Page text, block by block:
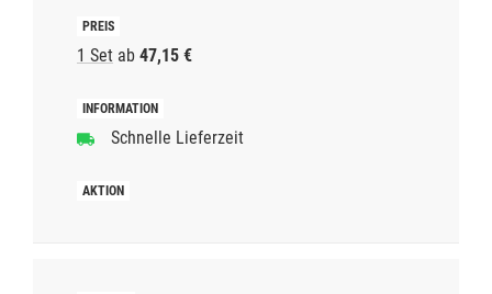
1 Set ab 47,15 €
Schnelle Lieferzeit